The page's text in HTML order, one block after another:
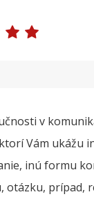
v
Vám ukážu
inú formu
otázku, prípad,